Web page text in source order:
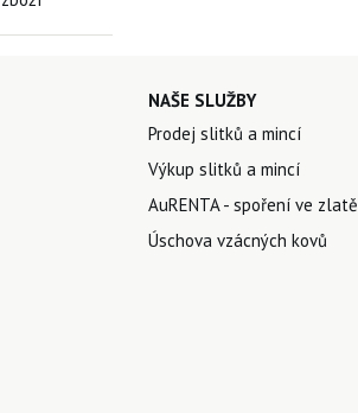
NAŠE SLUŽBY
Prodej slitků a mincí
Výkup slitků a mincí
AuRENTA - spoření ve zlatě
Úschova vzácných kovů